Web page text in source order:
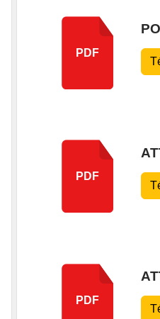
PDF
PDF
PDF